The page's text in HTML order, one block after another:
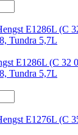
E1286L (C 32
Tundra 5,7L